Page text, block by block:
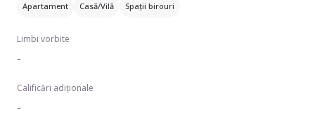
Apartament Casă/Vilă Spații birouri
Limbi vorbite
-
Calificări adiționale
-